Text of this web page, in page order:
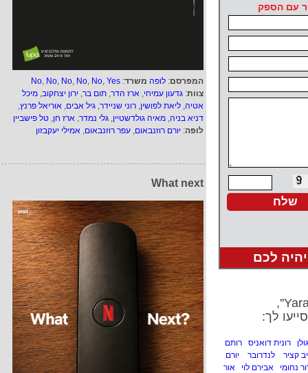
המפרסם: לופה משרד:
No, No, No, No, No, Yes
צוות: גדעון עמיחי, ארז הדר, תום בר, ירון יצחקוב, מיכל
אטיה, ליאת לפושין, רוני שניידר, גיל אבים, אוריאל פרנץ,
דניא בניה, מאיה גולדשטיין, גלי נמדר, ארז חן, טל פישביין
לופה: יורם רוזנבאום, עפר רוזנבאום, אמילי יעקבזון
What next
עם הספק
לכם
לך:
רונית דואניס
רותם
קציר
לנדרובר
יורם
נחומי
אבירם לוי
אור